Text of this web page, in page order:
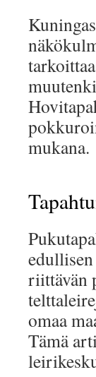
mukana.
riittävän
omaa
Tämä